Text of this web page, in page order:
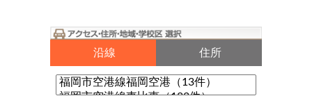
沿線 住所